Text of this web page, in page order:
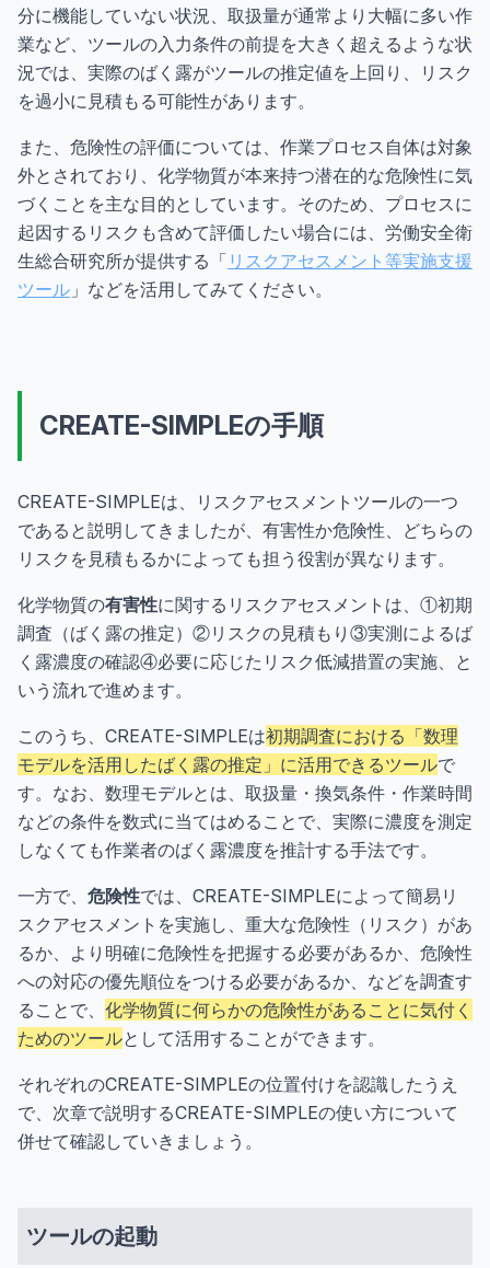
分に機能していない状況、取扱量が通常より大幅に多い作
業など、ツールの入力条件の前提を大きく超えるような状
況では、実際のばく露がツールの推定値を上回り、リスク
を過小に見積もる可能性があります。
また、危険性の評価については、作業プロセス自体は対象
外とされており、化学物質が本来持つ潜在的な危険性に気
づくことを主な目的としています。そのため、プロセスに
起因するリスクも含めて評価したい場合には、労働安全衛
生総合研究所が提供する「 リスクアセスメント等実施支援
ツール 」などを活用してみてください。
CREATE-SIMPLEの手順
CREATE-SIMPLEは、リスクアセスメントツールの一つ
であると説明してきましたが、有害性か危険性、どちらの
リスクを見積もるかによっても担う役割が異なります。
化学物質の有害性に関するリスクアセスメントは、①初期
調査（ばく露の推定）②リスクの見積もり③実測によるば
く露濃度の確認④必要に応じたリスク低減措置の実施、と
いう流れで進めます。
このうち、CREATE-SIMPLEは初期調査における「数理
モデルを活用したばく露の推定」に活用できるツールで
す。なお、数理モデルとは、取扱量・換気条件・作業時間
などの条件を数式に当てはめることで、実際に濃度を測定
しなくても作業者のばく露濃度を推計する手法です。
一方で、 危険性では、CREATE-SIMPLEによって簡易リ
スクアセスメントを実施し、重大な危険性（リスク）があ
るか、より明確に危険性を把握する必要があるか、危険性
への対応の優先順位をつける必要があるか、などを調査す
ることで、 化学物質に何らかの危険性があることに気付く
ためのツールとして活用することができます。
それぞれのCREATE-SIMPLEの位置付けを認識したうえ
で、次章で説明するCREATE-SIMPLEの使い方について
併せて確認していきましょう。
ツールの起動